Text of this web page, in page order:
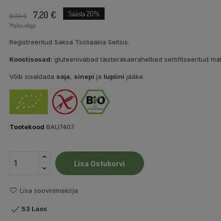
9,00 € 7,20 € Säästa 20%
Maksudega
Registreeritud Saksa Tsöliaakia Seltsis.
Koostisosad: gluteenivabad täisterakaerahelbed sertifitseeritud
Võib sisaldada soja, sinepi ja lupiini jääke.
Tootekood BAU7407
Lisa Ostukorvi
Lisa soovinimekirja
 53 Laos